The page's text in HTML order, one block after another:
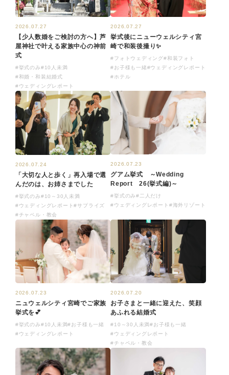
2026.07.27
【少人数婚をご検討の方へ】芦
屋神社で叶える家族中心の神前
式
#挙式のみ#10人未満
#和婚・和装結婚式
#ウェディングレポート
2026.07.27
挙式後にニューウェルシティ宮
崎で和装後撮り✨
#フォトウェディング#和装フォト
#お子様も一緒#ウェディングレポート
#ホテル
2026.07.24
「大切な人と歩く」再入場で選
んだのは、お姉さまでした
#挙式のみ#10～30人未満
#ウェディングレポート#サプライズ
#チャペル・教会
2026.07.23
グアム挙式 ～Wedding
Report 26(挙式編)～
#挙式のみ#二人だけ
#ウェディングレポート #海外リゾート
2026.07.23
ニュウェルシティ宮崎でご家族
挙式を💕
#挙式のみ#10人未満#お子様も一緒
#ウェディングレポート
2026.07.20
お子さまと一緒に迎えた、笑顔
あふれる結婚式
#10～30人未満#お子様も一緒
#ウェディングレポート
#チャペル・教会